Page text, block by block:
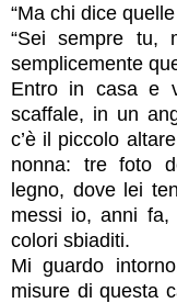
“Ma chi dice
“Sei sempre tu,
semplicemente
Entro in casa e
scaffale, in un
c’è il piccolo
nonna: tre foto
legno, dove lei
messi io, anni
colori sbiaditi.
Mi guardo
misure di questa